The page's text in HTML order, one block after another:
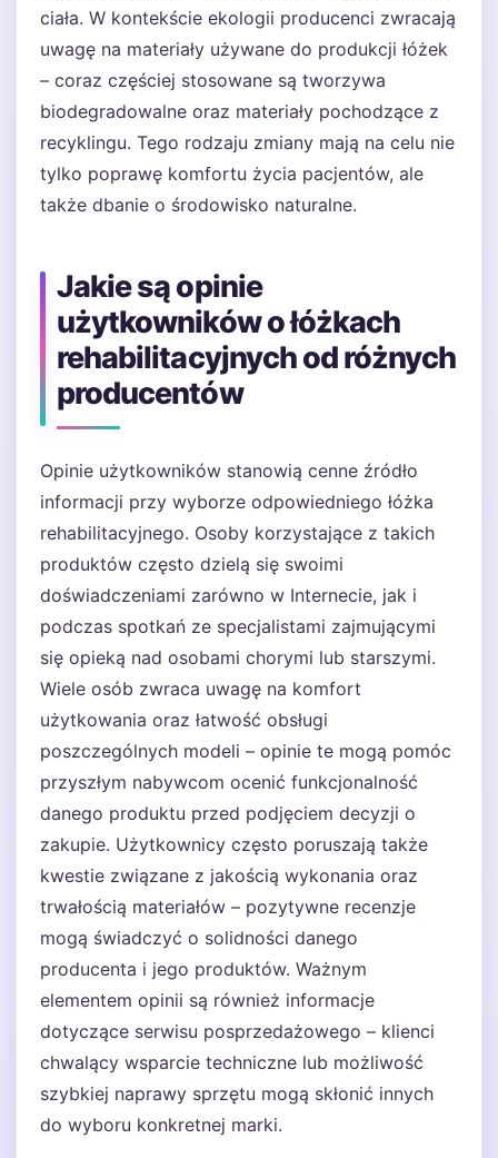
ciała. W kontekście ekologii producenci zwracają
uwagę na materiały używane do produkcji łóżek
– coraz częściej stosowane są tworzywa
biodegradowalne oraz materiały pochodzące z
recyklingu. Tego rodzaju zmiany mają na celu nie
tylko poprawę komfortu życia pacjentów, ale
także dbanie o środowisko naturalne.
Jakie są opinie
użytkowników o łóżkach
rehabilitacyjnych od różnych
producentów
Opinie użytkowników stanowią cenne źródło
informacji przy wyborze odpowiedniego łóżka
rehabilitacyjnego. Osoby korzystające z takich
produktów często dzielą się swoimi
doświadczeniami zarówno w Internecie, jak i
podczas spotkań ze specjalistami zajmującymi
się opieką nad osobami chorymi lub starszymi.
Wiele osób zwraca uwagę na komfort
użytkowania oraz łatwość obsługi
poszczególnych modeli – opinie te mogą pomóc
przyszłym nabywcom ocenić funkcjonalność
danego produktu przed podjęciem decyzji o
zakupie. Użytkownicy często poruszają także
kwestie związane z jakością wykonania oraz
trwałością materiałów – pozytywne recenzje
mogą świadczyć o solidności danego
producenta i jego produktów. Ważnym
elementem opinii są również informacje
dotyczące serwisu posprzedażowego – klienci
chwalący wsparcie techniczne lub możliwość
szybkiej naprawy sprzętu mogą skłonić innych
do wyboru konkretnej marki.